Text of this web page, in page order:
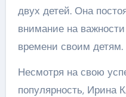
двух детей. Она
внимание на
времени своим детям.
Несмотря на свою
популярность, Ирина